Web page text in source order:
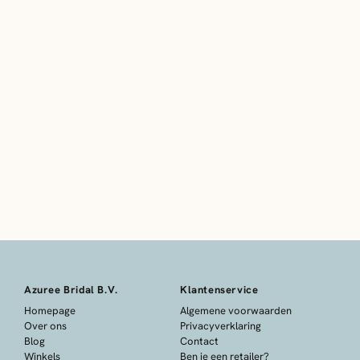
Azuree Bridal B.V.
Homepage
Over ons
Blog
Winkels
Klantenservice
Algemene voorwaarden
Privacyverklaring
Contact
Ben je een retailer?